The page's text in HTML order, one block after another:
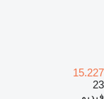
15.227
23
فيديو